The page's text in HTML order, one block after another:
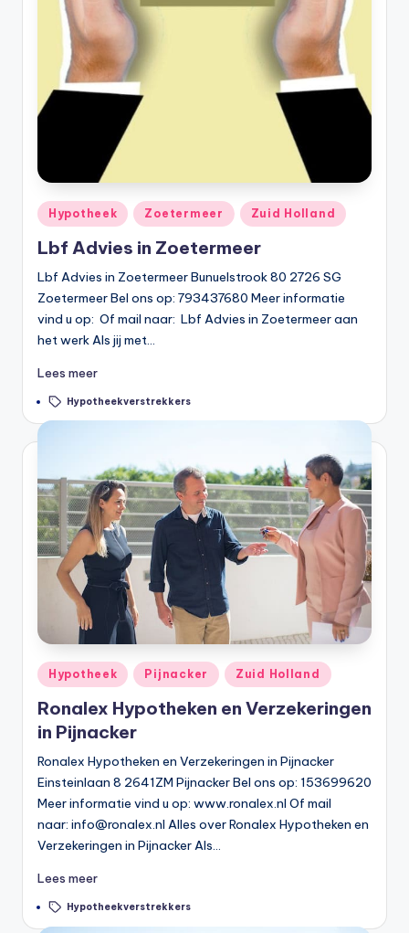
|
y
o
t
h
e
e
k
-
b
r
e
k
e
n
-
o
n
li
n
e
.
n
Geplaatst
in
Hypotheek Zoetermeer Zuid Holland
Lbf Advies in Zoetermeer
Lbf Advies in Zoetermeer Bunuelstrook 80 2726 SG
Zoetermeer Bel ons op: 793437680 Meer informatie
vind u op: Of mail naar: Lbf Advies in Zoetermeer aan
het werk Als jij met…
Lees meer
Tags: Hypotheekverstrekkers
Geplaatst
in
Hypotheek Pijnacker Zuid Holland
Ronalex Hypotheken en Verzekeringen
in Pijnacker
Ronalex Hypotheken en Verzekeringen in Pijnacker
Einsteinlaan 8 2641ZM Pijnacker Bel ons op: 153699620
Meer informatie vind u op: www.ronalex.nl Of mail
naar: info@ronalex.nl Alles over Ronalex Hypotheken en
Verzekeringen in Pijnacker Als…
Lees meer
Tags: Hypotheekverstrekkers